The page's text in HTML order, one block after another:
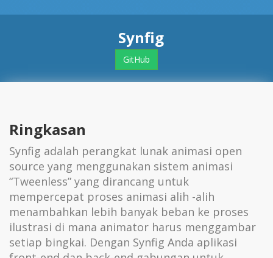
Synfig
GitHub
Ringkasan
Synfig adalah perangkat lunak animasi open
source yang menggunakan sistem animasi
“Tweenless” yang dirancang untuk
mempercepat proses animasi alih -alih
menambahkan lebih banyak beban ke proses
ilustrasi di mana animator harus menggambar
setiap bingkai. Dengan Synfig Anda aplikasi